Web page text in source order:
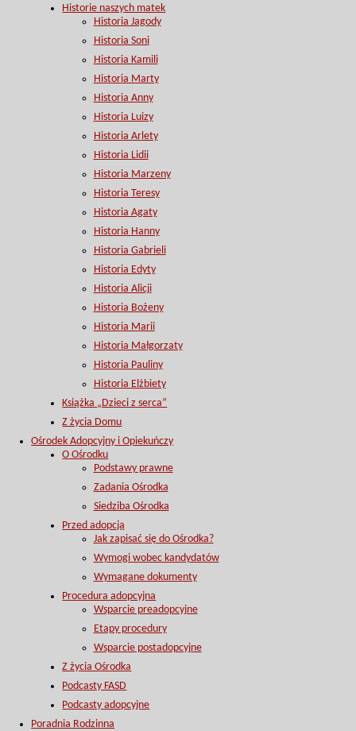
Historie naszych matek
Historia Jagody
Historia Soni
Historia Kamili
Historia Marty
Historia Anny
Historia Luizy
Historia Arlety
Historia Lidii
Historia Marzeny
Historia Teresy
Historia Agaty
Historia Hanny
Historia Gabrieli
Historia Edyty
Historia Alicji
Historia Bożeny
Historia Marii
Historia Małgorzaty
Historia Pauliny
Historia Elżbiety
Książka „Dzieci z serca”
Z życia Domu
Ośrodek Adopcyjny i Opiekuńczy
O Ośrodku
Podstawy prawne
Zadania Ośrodka
Siedziba Ośrodka
Przed adopcją
Jak zapisać się do Ośrodka?
Wymogi wobec kandydatów
Wymagane dokumenty
Procedura adopcyjna
Wsparcie preadopcyjne
Etapy procedury
Wsparcie postadopcyjne
Z życia Ośrodka
Podcasty FASD
Podcasty adopcyjne
Poradnia Rodzinna